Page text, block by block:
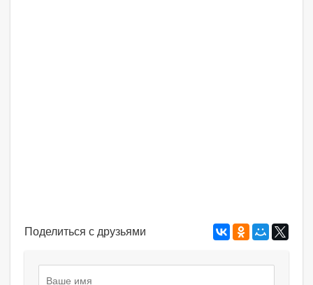
Поделиться с друзьями